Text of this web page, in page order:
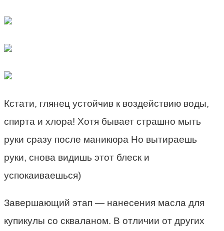
Кстати, глянец устойчив к воздействию воды,
спирта и хлора! Хотя бывает страшно мыть
руки сразу после маникюра Но вытираешь
руки, снова видишь этот блеск и
успокаиваешься)
Завершающий этап — нанесения масла для
купикулы со скваланом. В отличии от других